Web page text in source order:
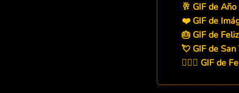
🥂 GIF de
❤️ GIF de
🎂 GIF de
💘 GIF de
👨‍❤️‍👨 GIF de